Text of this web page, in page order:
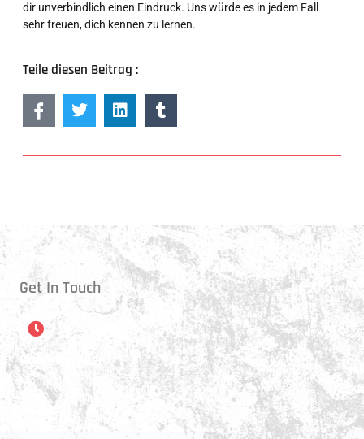
dir unverbindlich einen Eindruck. Uns würde es in jedem Fall
sehr freuen, dich kennen zu lernen.
Teile diesen Beitrag :
Get In Touch
Öffnungszeiten
Montag:
17:15 - 21:00 Uhr
Mittwoch:
17:30 - 21:00 Uhr